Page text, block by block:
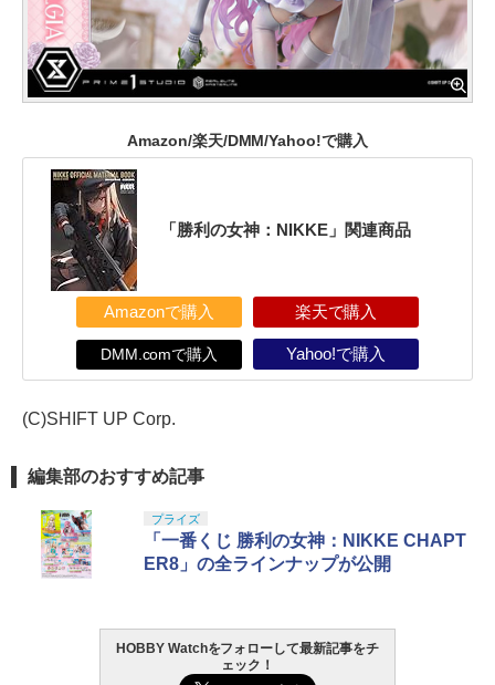
Amazon/楽天/DMM/Yahoo!で購入
「勝利の女神：NIKKE」関連商品
Amazonで購入 楽天で購入
DMM.comで購入 Yahoo!で購入
(C)SHIFT UP Corp.
編集部のおすすめ記事
プライズ
「一番くじ 勝利の女神：NIKKE CHAPT
ER8」の全ラインナップが公開
HOBBY Watchをフォローして最新記事をチ
ェック！